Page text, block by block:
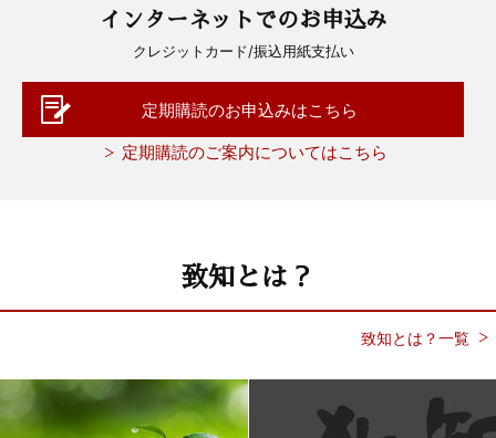
インターネットでのお申込み
クレジットカード/振込用紙支払い
定期購読のお申込みはこちら
定期購読のご案内についてはこちら
致知とは？
致知とは？一覧